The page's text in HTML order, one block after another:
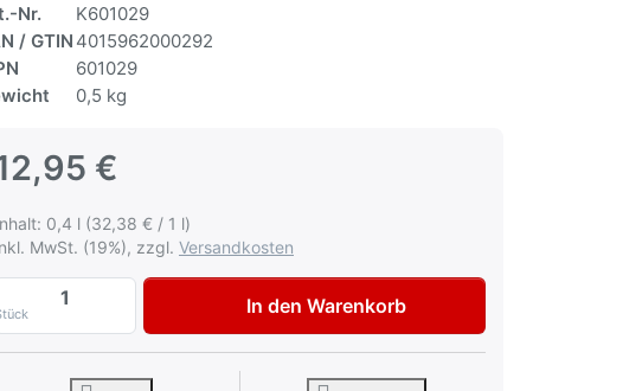
Nr.
K601029
/ GTIN 4015962000292
601029
0,5 kg
€
0,4 l (32,38 € / 1 l)
MwSt. (19%), zzgl. Versandkosten
Multona Autolack für Volkswagen VW Audi LY7G
In den Warenkorb